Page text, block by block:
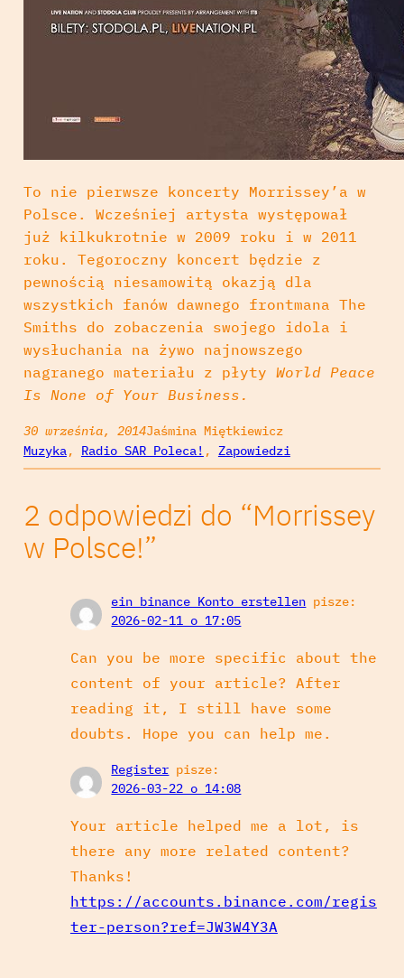
To nie pierwsze koncerty Morrissey’a w
Polsce. Wcześniej artysta występował
już kilkukrotnie w 2009 roku i w 2011
roku. Tegoroczny koncert będzie z
pewnością niesamowitą okazją dla
wszystkich fanów dawnego frontmana The
Smiths do zobaczenia swojego idola i
wysłuchania na żywo najnowszego
nagranego materiału z płyty World Peace
Is None of Your Business.
30 września, 2014Jaśmina Miętkiewicz
Muzyka, Radio SAR Poleca! , Zapowiedzi
2 odpowiedzi do “Morrissey
w Polsce!”
ein binance Konto erstellen pisze:
2026-02-11 o 17:05
Can you be more specific about the
content of your article? After
reading it, I still have some
doubts. Hope you can help me.
Register pisze:
2026-03-22 o 14:08
Your article helped me a lot, is
there any more related content?
Thanks!
https://accounts.binance.com/regis
ter-person?ref=JW3W4Y3A